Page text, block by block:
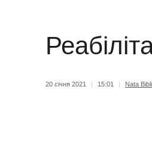
20 січня 2021 | 15:01 | Nata